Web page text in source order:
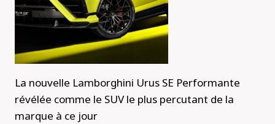
La nouvelle Lamborghini Urus SE Performante
révélée comme le SUV le plus percutant de la
marque à ce jour